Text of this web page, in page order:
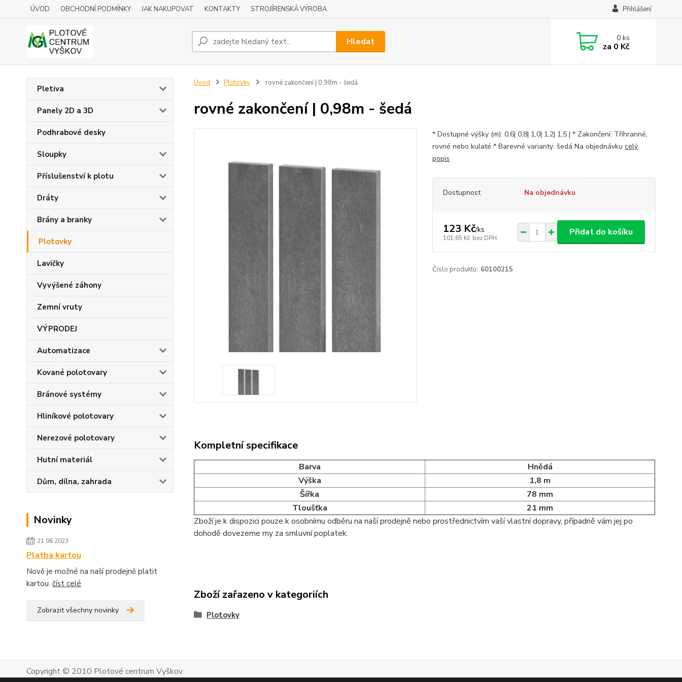
ÚVOD OBCHODNÍ PODMÍNKY JAK NAKUPOVAT KONTAKTY STROJÍRENSKÁ VÝROBA Přihlášení
Hledat 0ks
za 0 Kč
Pletiva
Panely 2D a 3D
Podhrabové desky
Sloupky
Příslušenství k plotu
Dráty
Brány a branky
Plotovky
Lavičky
Vyvýšené záhony
Zemní vruty
VÝPRODEJ
Automatizace
Kované polotovary
Bránové systémy
Hliníkové polotovary
Nerezové polotovary
Hutní materiál
Dům, dílna, zahrada
Novinky
21.06.2023
Platba kartou
Nově je možné na naší prodejně platit
kartou. číst celé
Zobrazit všechny novinky
Úvod Plotovky rovné zakončení | 0,98m - šedá
rovné zakončení | 0,98m - šedá
* Dostupné výšky (m): 0,6| 0,8| 1,0| 1,2| 1,5 | * Zakončení: Tříhranné,
rovné nebo kulaté * Barevné varianty: šedá Na objednávku celý
popis
Dostupnost Na objednávku
123 Kč/ks
101,65 Kč bez DPH
Přidat do košíku
Číslo produktu: 60100215
Kompletní specifikace
Barva
Hnědá
Výška
1,8 m
Šířka
78 mm
Tloušťka
21 mm
Zboží je k dispozici pouze k osobnímu odběru na naší prodejně nebo prostřednictvím vaší vlastní dopravy, případně vám jej po
dohodě dovezeme my za smluvní poplatek.
Zboží zařazeno v kategoriích
Plotovky
Copyright © 2010 Plotové centrum Vyškov